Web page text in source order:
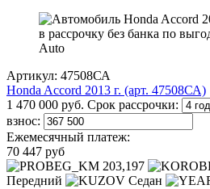
Артикул: 47508СА
Honda Accord 2013 г. (арт. 47508СА)
1 470 000 руб. Срок рассрочки:
взнос:
Ежемесячный платеж:
70 447 руб
203,197
Передний
Седан